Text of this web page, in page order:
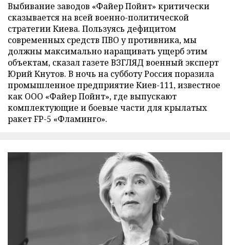
Выбивание заводов «Файер Пойнт» критически
сказывается на всей военно-политической
стратегии Киева. Пользуясь дефицитом
современных средств ПВО у противника, мы
должны максимально наращивать ущерб этим
объектам, сказал газете ВЗГЛЯД военный эксперт
Юрий Кнутов. В ночь на субботу Россия поразила
промышленное предприятие Киев-111, известное
как ООО «Файер Пойнт», где выпускают
комплектующие и боевые части для крылатых
ракет FP-5 «Фламинго».